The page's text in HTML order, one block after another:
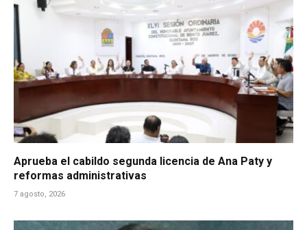
Aprueba el cabildo segunda licencia de Ana Paty y
reformas administrativas
7 agosto, 2026